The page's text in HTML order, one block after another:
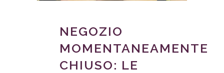
NEGOZIO
MOMENTANEAMENTE
CHIUSO: LE